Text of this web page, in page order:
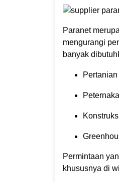
Paranet
mengurangi
banyak
Permintaan
khususnya di